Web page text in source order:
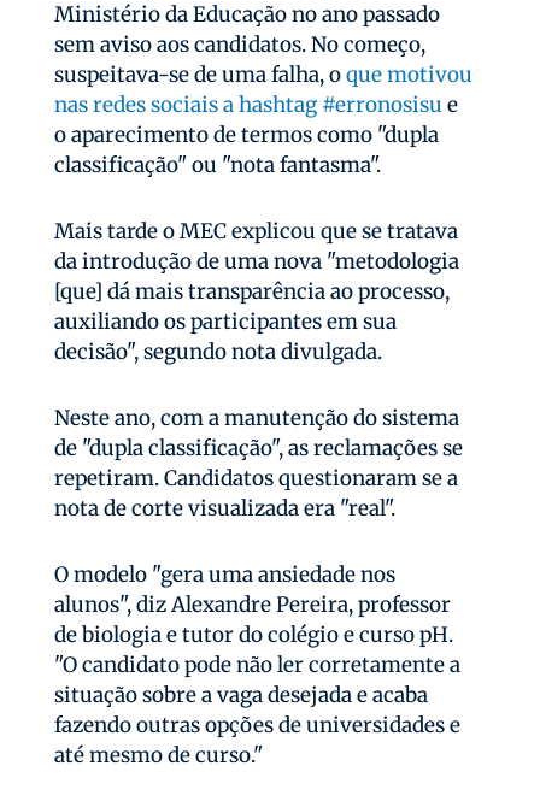
Ministério da Educação no ano passado
sem aviso aos candidatos. No começo,
suspeitava-se de uma falha, oque motivou
nas redes sociais a hashtag #erronosisu e
o aparecimento de termos como "dupla
classificação" ou "nota fantasma".
Mais tarde o MEC explicou que se tratava
da introdução de uma nova "metodologia
[que] dá mais transparência ao processo,
auxiliando os participantes em sua
decisão", segundo nota divulgada.
Neste ano, com a manutenção do sistema
de "dupla classificação", as reclamações se
repetiram. Candidatos questionaram se a
nota de corte visualizada era "real".
O modelo "gera uma ansiedade nos
alunos", diz Alexandre Pereira, professor
de biologia e tutor do colégio e curso pH.
"O candidato pode não ler corretamente a
situação sobre a vaga desejada e acaba
fazendo outras opções de universidades e
até mesmo de curso."